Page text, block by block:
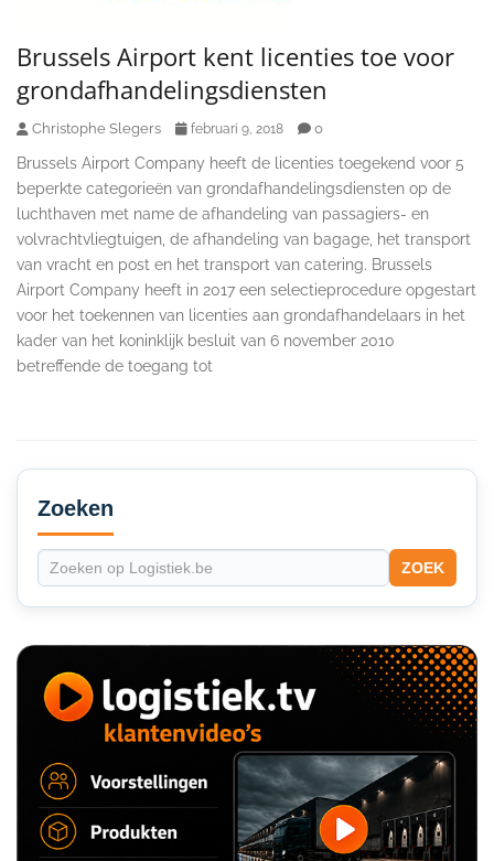
Brussels Airport kent licenties toe voor
grondafhandelingsdiensten
Christophe Slegers februari 9, 2018 0
Brussels Airport Company heeft de licenties toegekend voor 5
beperkte categorieën van grondafhandelingsdiensten op de
luchthaven met name de afhandeling van passagiers- en
volvrachtvliegtuigen, de afhandeling van bagage, het transport
van vracht en post en het transport van catering. Brussels
Airport Company heeft in 2017 een selectieprocedure opgestart
voor het toekennen van licenties aan grondafhandelaars in het
kader van het koninklijk besluit van 6 november 2010
betreffende de toegang tot
Secondary
Sidebar
Zoeken
ZOEK